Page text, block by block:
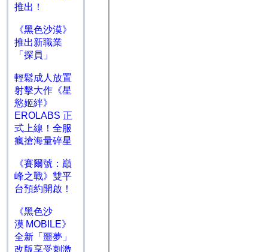
推出！
《黑色沙漠》
推出新職業
「探員」
輕鬆成人放置
射擊大作《星
慾姬絆》
EROLABS 正
式上線！全服
瘋搶海量碎星
《賽爾號：巔
峰之戰》雙平
台預約開啟！
《黑色沙
漠 MOBILE》
全新「噩夢」
改版享受刺激